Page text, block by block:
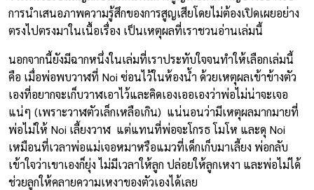
การนำเสนอภาพความรู้สึกของการสูญเสียโดยไม่ต้องเปิดเผยอย่าง
ตรงไปตรงมาในเนื้อเรื่อง เป็นเหตุผลที่เราชวนอ่านเล่มนี้
นอกจากนี้ยังมีฉากหนึ่งในเล่มที่เราประทับใจจนทำให้เลือกเล่มนี้
คือ เมื่อพ่อพบวาฬที่ Noi ซ่อนไว้ในห้องน้ำ ด้วยเหตุผลเข้าข้างตัว
เองที่อยากจะเก็บวาฬเอาไว้และคิดเองเออเองว่าพ่อไม่น่าจะเจอ
แน่ๆ (เพราะวาฬตัวเล็กเหลือเกิน) แน่นอนว่ามีเหตุผลมากมายที่
พ่อไม่ให้ Noi เลี้ยงวาฬ แต่แทนที่พ่อจะโกรธ โมโห และดุ Noi
เหมือนที่เวลาพ่อแม่เจอหมาหรือแมวที่เด็กเก็บมาเลี้ยง พ่อกลับ
เข้าใจว่าเขาเองก็ยุ่ง ไม่มีเวลาให้ลูก ปล่อยให้ลูกเหงา และพ่อไม่ได้
ช่วยลูกให้คลายความเหงาของตัวเองได้เลย